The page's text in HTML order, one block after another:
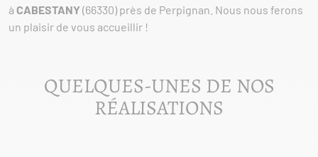
à CABESTANY (66330) près de Perpignan. Nous nous ferons
un plaisir de vous accueillir !
QUELQUES-UNES DE NOS
RÉALISATIONS